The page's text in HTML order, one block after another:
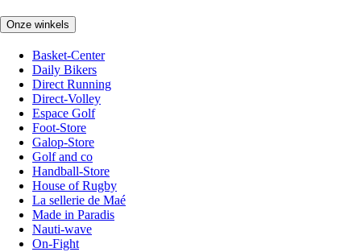
Onze winkels
Basket-Center
Daily Bikers
Direct Running
Direct-Volley
Espace Golf
Foot-Store
Galop-Store
Golf and co
Handball-Store
House of Rugby
La sellerie de Maé
Made in Paradis
Nauti-wave
On-Fight